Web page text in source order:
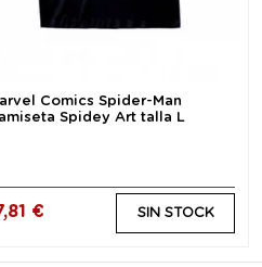
Comics Spider-Man
Spidey Art talla L
€ SIN STOCK